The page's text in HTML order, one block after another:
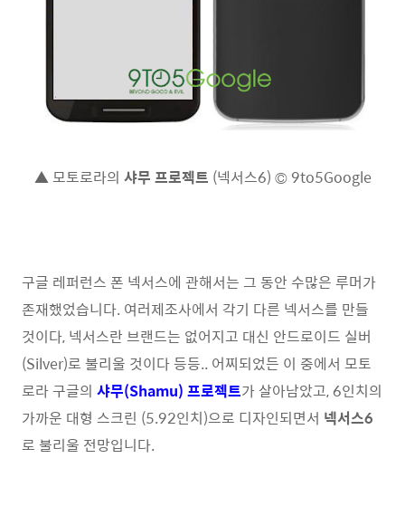
▲ 모토로라의 샤무 프로젝트 (넥서스6) © 9to5Google
구글 레퍼런스 폰 넥서스에 관해서는 그 동안 수많은 루머가
존재했었습니다. 여러제조사에서 각기 다른 넥서스를 만들
것이다, 넥서스란 브랜드는 없어지고 대신 안드로이드 실버
(Silver)로 불리울 것이다 등등.. 어찌되었든 이 중에서 모토
로라 구글의 샤무(Shamu) 프로젝트가 살아남았고, 6인치의
가까운 대형 스크린 (5.92인치)으로 디자인되면서 넥서스6
로 불리울 전망입니다.